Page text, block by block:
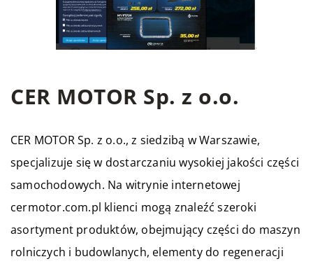
CER MOTOR Sp. z o.o.
CER MOTOR Sp. z o.o., z siedzibą w Warszawie,
specjalizuje się w dostarczaniu wysokiej jakości części
samochodowych. Na witrynie internetowej
cermotor.com.pl klienci mogą znaleźć szeroki
asortyment produktów, obejmujący części do maszyn
rolniczych i budowlanych, elementy do regeneracji